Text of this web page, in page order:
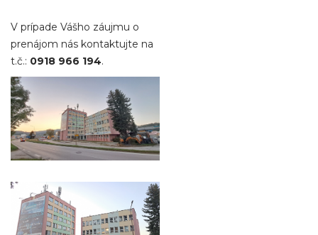
V prípade Vášho záujmu o
prenájom nás kontaktujte na
t.č.: 0918 966 194.